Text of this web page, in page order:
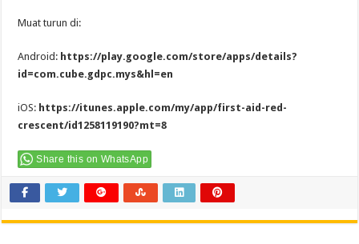
Muat turun di:
Android: https://play.google.com/store/apps/details?
id=com.cube.gdpc.mys&hl=en
iOS: https://itunes.apple.com/my/app/first-aid-red-
crescent/id1258119190?mt=8
Share this on WhatsApp